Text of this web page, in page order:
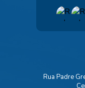
Rua Padre